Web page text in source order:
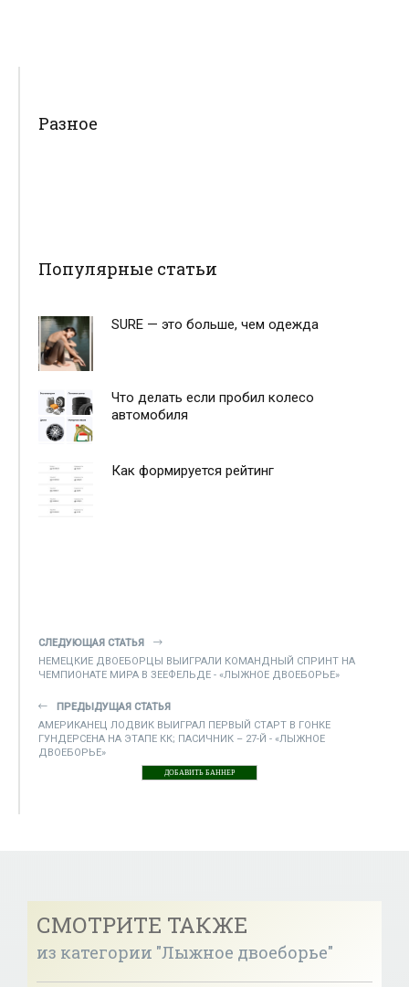
Разное
Популярные статьи
SURE — это больше, чем одежда
Что делать если пробил колесо
автомобиля
Как формируется рейтинг
СЛЕДУЮЩАЯ СТАТЬЯ
НЕМЕЦКИЕ ДВОЕБОРЦЫ ВЫИГРАЛИ КОМАНДНЫЙ СПРИНТ НА
ЧЕМПИОНАТЕ МИРА В ЗЕЕФЕЛЬДЕ - «ЛЫЖНОЕ ДВОЕБОРЬЕ»
ПРЕДЫДУЩАЯ СТАТЬЯ
АМЕРИКАНЕЦ ЛОДВИК ВЫИГРАЛ ПЕРВЫЙ СТАРТ В ГОНКЕ
ГУНДЕРСЕНА НА ЭТАПЕ КК; ПАСИЧНИК – 27-Й - «ЛЫЖНОЕ
ДВОЕБОРЬЕ»
ДОБАВИТЬ БАННЕР
СМОТРИТЕ ТАКЖЕ
из категории "Лыжное двоеборье"